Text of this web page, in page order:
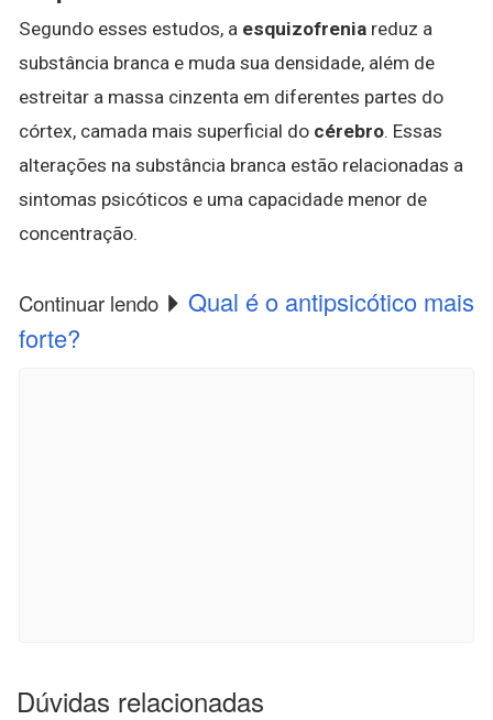
Segundo esses estudos, a esquizofrenia reduz a
substância branca e muda sua densidade, além de
estreitar a massa cinzenta em diferentes partes do
córtex, camada mais superficial do cérebro. Essas
alterações na substância branca estão relacionadas a
sintomas psicóticos e uma capacidade menor de
concentração.
Continuar lendo
Qual é o antipsicótico mais
forte?
Dúvidas relacionadas